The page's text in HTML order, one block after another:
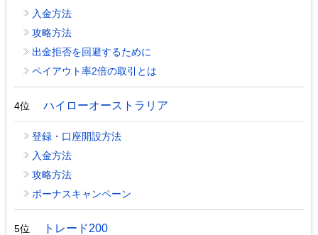
入金方法
攻略方法
出金拒否を回避するために
ペイアウト率2倍の取引とは
4位 ハイローオーストラリア
登録・口座開設方法
入金方法
攻略方法
ボーナスキャンペーン
5位 トレード200